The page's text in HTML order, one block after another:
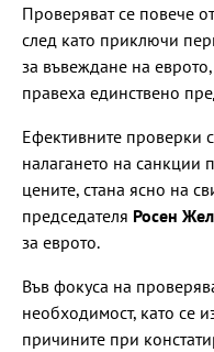
Проверяват се повече
след като приключи
за въвеждане на
правеха единствено
Ефективните проверки
налагането на санкции
цените, стана ясно на
председателя Росен
за еврото.
Във фокуса на
необходимост, като се
причините при